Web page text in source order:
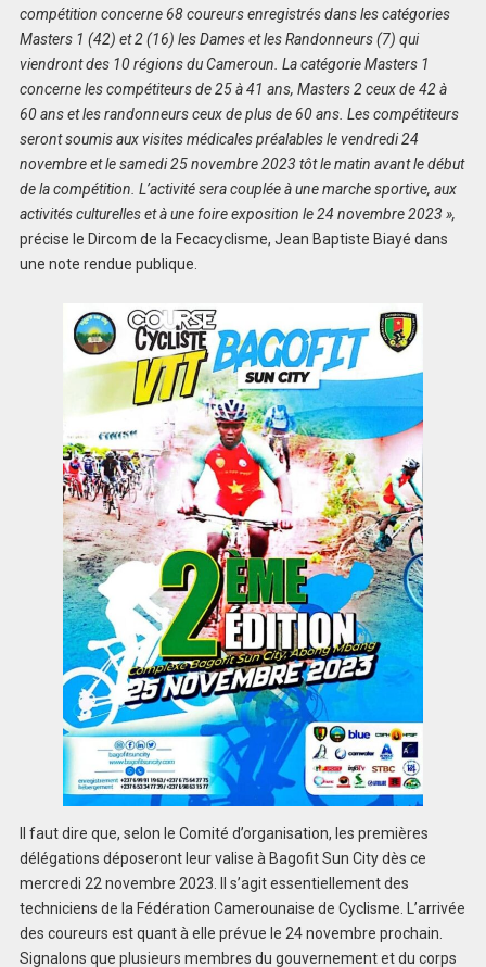
compétition concerne 68 coureurs enregistrés dans les catégories
Masters 1 (42) et 2 (16) les Dames et les Randonneurs (7) qui
viendront des 10 régions du Cameroun. La catégorie Masters 1
concerne les compétiteurs de 25 à 41 ans, Masters 2 ceux de 42 à
60 ans et les randonneurs ceux de plus de 60 ans. Les compétiteurs
seront soumis aux visites médicales préalables le vendredi 24
novembre et le samedi 25 novembre 2023 tôt le matin avant le début
de la compétition. L’activité sera couplée à une marche sportive, aux
activités culturelles et à une foire exposition le 24 novembre 2023 »,
précise le Dircom de la Fecacyclisme, Jean Baptiste Biayé dans
une note rendue publique.
Il faut dire que, selon le Comité d’organisation, les premières
délégations déposeront leur valise à Bagofit Sun City dès ce
mercredi 22 novembre 2023. Il s’agit essentiellement des
techniciens de la Fédération Camerounaise de Cyclisme. L’arrivée
des coureurs est quant à elle prévue le 24 novembre prochain.
Signalons que plusieurs membres du gouvernement et du corps